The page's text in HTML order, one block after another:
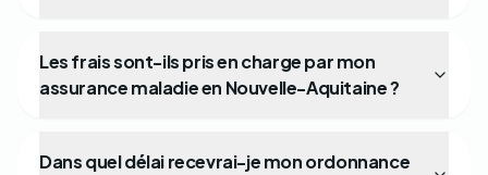
Les frais sont-ils pris en charge par mon
assurance maladie en Nouvelle-Aquitaine ?
Dans quel délai recevrai-je mon ordonnance